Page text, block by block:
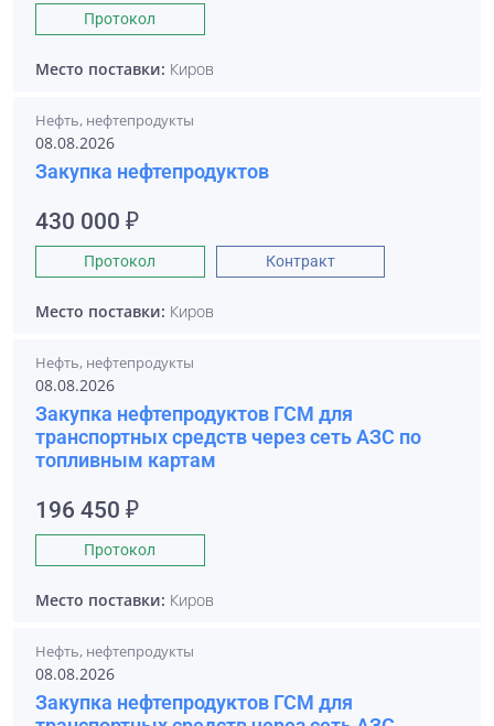
Протокол
Место поставки: Киров
Нефть, нефтепродукты
08.08.2026
Закупка нефтепродуктов
430 000 ₽
Протокол Контракт
Место поставки: Киров
Нефть, нефтепродукты
08.08.2026
Закупка нефтепродуктов ГСМ для
транспортных средств через сеть АЗС по
топливным картам
196 450 ₽
Протокол
Место поставки: Киров
Нефть, нефтепродукты
08.08.2026
Закупка нефтепродуктов ГСМ для